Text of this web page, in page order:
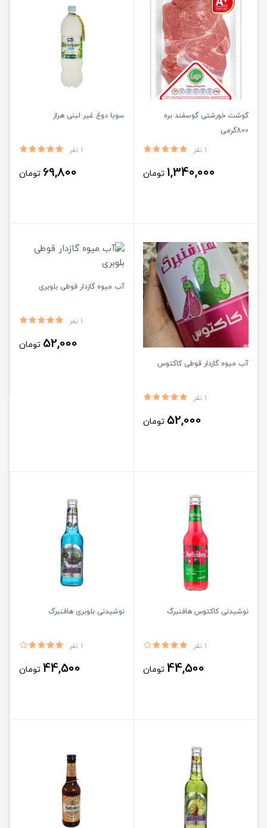
گوشت خورشتی گوسفند بره
800گرمی
1 نفر
1,340,000 تومان
سویا دوغ غیر لبنی هراز
1 نفر
69,800 تومان
آب میوه گازدار قوطی کاکتوس
1 نفر
52,000 تومان
آب میوه گازدار قوطی بلوبری
1 نفر
52,000 تومان
نوشیدنی کاکتوس هافنبرگ
1 نفر
44,500 تومان
نوشیدنی بلوبری هافنبرگ
1 نفر
44,500 تومان